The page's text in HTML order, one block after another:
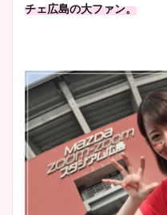
チェ広島の大ファン。